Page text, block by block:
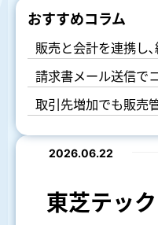
2026.06.22
東芝テック
おすすめコラム
販売と会計を連携し
請求書メール送信で
取引先増加でも販売